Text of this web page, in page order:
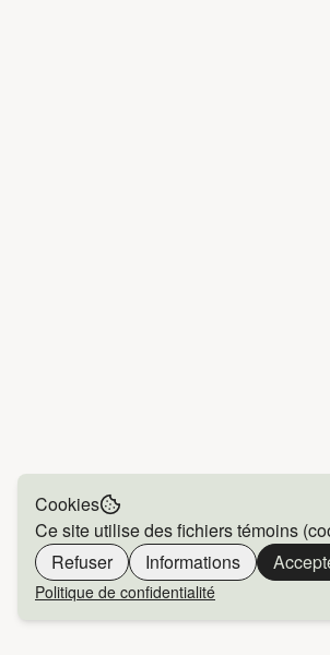
Cookies
Ce site utilise des fichiers témoins
Refuser
Informations
Politique de confidentialité